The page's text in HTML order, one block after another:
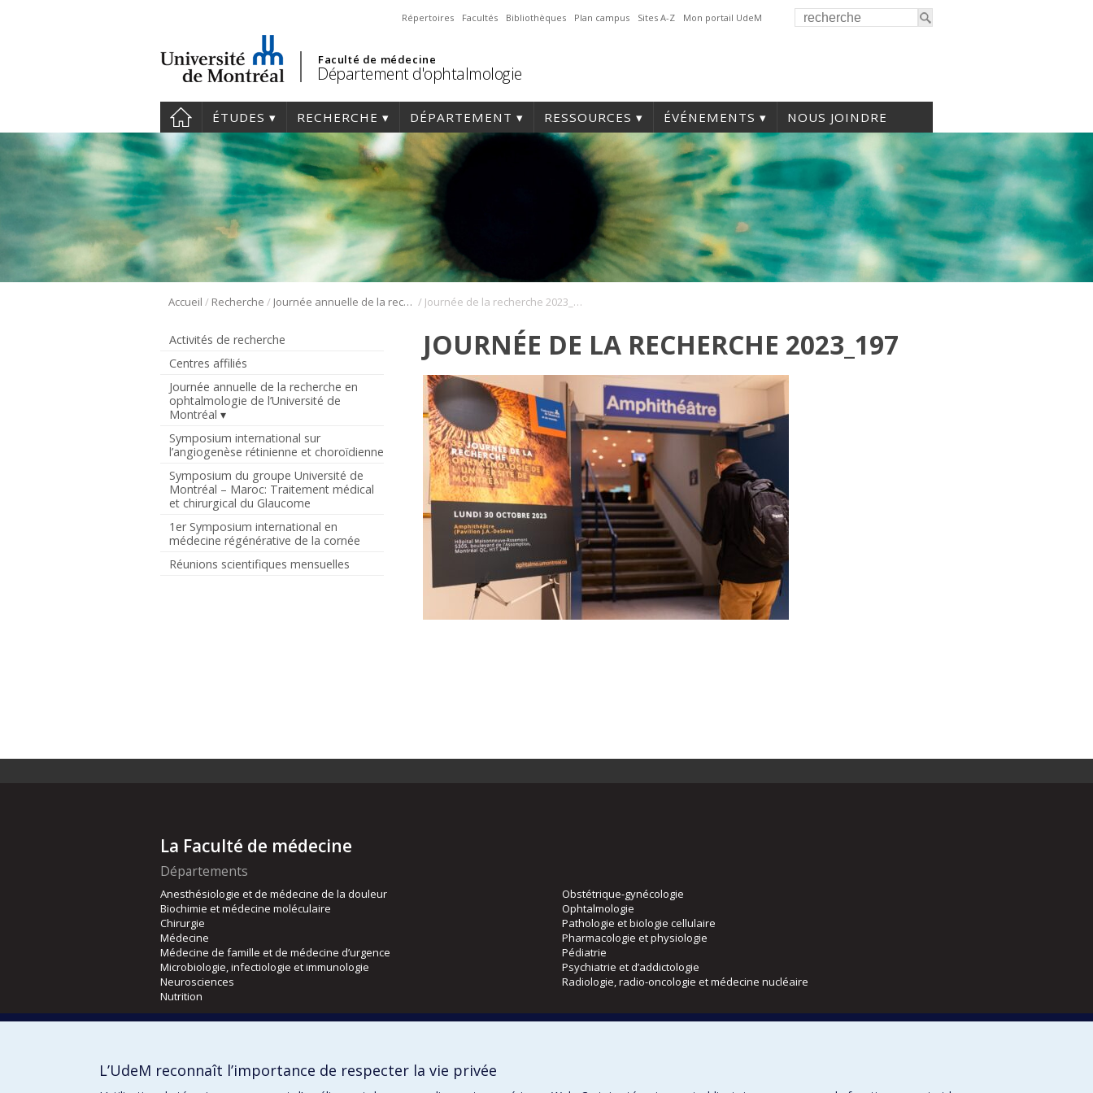
Répertoires Facultés Bibliothèques Plan campus Sites A-Z Mon portail UdeM
Faculté de médecine
Département d'ophtalmologie
ÉTUDES RECHERCHE DÉPARTEMENT RESSOURCES ÉVÉNEMENTS NOUS JOINDRE
Accueil / Recherche / Journée annuelle de la recherche en ophtalmologie de l’Université de Montréal / Journée de la recherche 2023_197
Activités de recherche
Centres affiliés
Journée annuelle de la recherche en
ophtalmologie de l’Université de
Montréal
Symposium international sur
l’angiogenèse rétinienne et choroïdienne
Symposium du groupe Université de
Montréal – Maroc: Traitement médical
et chirurgical du Glaucome
1er Symposium international en
médecine régénérative de la cornée
Réunions scientifiques mensuelles
JOURNÉE DE LA RECHERCHE 2023_197
La Faculté de médecine
Départements
Anesthésiologie et de médecine de la douleur
Biochimie et médecine moléculaire
Chirurgie
Médecine
Médecine de famille et de médecine d’urgence
Microbiologie, infectiologie et immunologie
Neurosciences
Nutrition
Obstétrique-gynécologie
Ophtalmologie
Pathologie et biologie cellulaire
Pharmacologie et physiologie
Pédiatrie
Psychiatrie et d’addictologie
Radiologie, radio-oncologie et médecine nucléaire
Orthophonie et audiologie
L’UdeM reconnaît l’importance de respecter la vie privée